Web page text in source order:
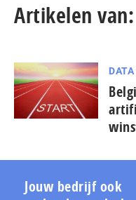
Artikelen
Jouw bedrijf ook